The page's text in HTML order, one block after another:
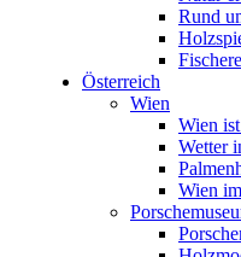
Bildergalerie
Mariapfarr
Bergtouren
Bergtouren 2006
Poludnig
Garnitzenklamm
Weissensee
Bergtouren 2012
Oberhüttensee
Maltatal -
Rund
Österreich
Wien
Wien
Wetter
Wien